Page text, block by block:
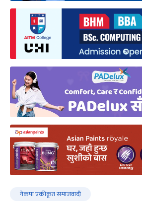
नेकपा एकीकृत समाजवादी